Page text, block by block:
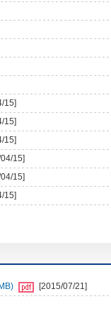
15]
15]
15]
15]
15]
15]
[2015/07/21]